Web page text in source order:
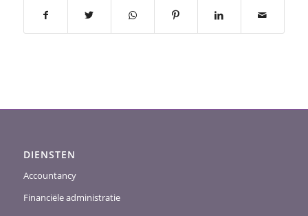
DIENSTEN
Accountancy
Financiële administratie